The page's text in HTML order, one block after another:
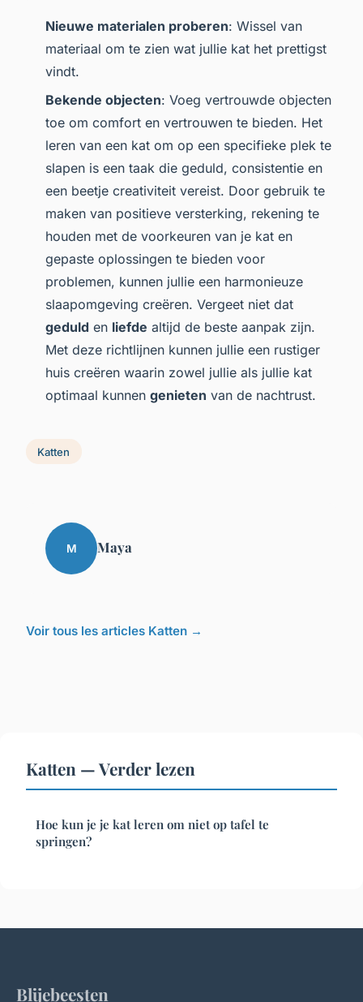
Nieuwe materialen proberen: Wissel van
materiaal om te zien wat jullie kat het prettigst
vindt.
Bekende objecten: Voeg vertrouwde objecten
toe om comfort en vertrouwen te bieden. Het
leren van een kat om op een specifieke plek te
slapen is een taak die geduld, consistentie en
een beetje creativiteit vereist. Door gebruik te
maken van positieve versterking, rekening te
houden met de voorkeuren van je kat en
gepaste oplossingen te bieden voor
problemen, kunnen jullie een harmonieuze
slaapomgeving creëren. Vergeet niet dat
geduld en liefde altijd de beste aanpak zijn.
Met deze richtlijnen kunnen jullie een rustiger
huis creëren waarin zowel jullie als jullie kat
optimaal kunnen genieten van de nachtrust.
Katten
M Maya
Voir tous les articles Katten →
Katten — Verder lezen
Hoe kun je je kat leren om niet op tafel te
springen?
Blijebeesten